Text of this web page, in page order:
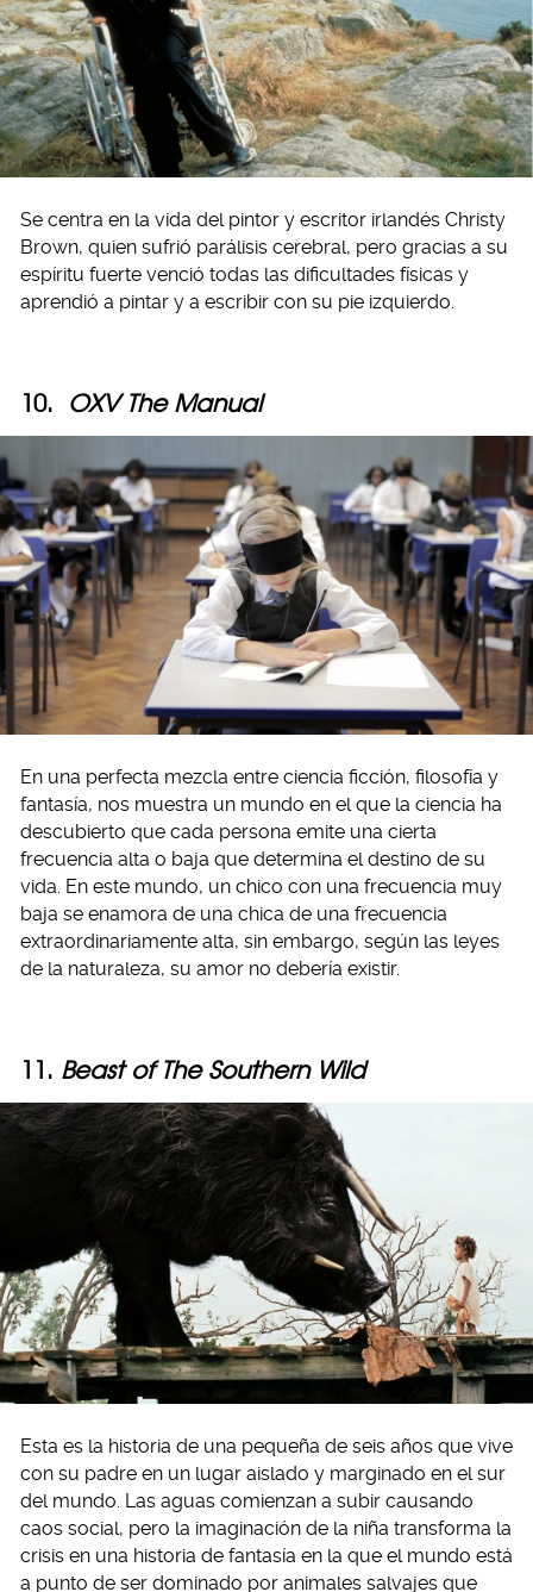
Se centra en la vida del pintor y escritor irlandés Christy
Brown, quien sufrió parálisis cerebral, pero gracias a su
espíritu fuerte venció todas las dificultades físicas y
aprendió a pintar y a escribir con su pie izquierdo.
10. OXV The Manual
En una perfecta mezcla entre ciencia ficción, filosofía y
fantasía, nos muestra un mundo en el que la ciencia ha
descubierto que cada persona emite una cierta
frecuencia alta o baja que determina el destino de su
vida. En este mundo, un chico con una frecuencia muy
baja se enamora de una chica de una frecuencia
extraordinariamente alta, sin embargo, según las leyes
de la naturaleza, su amor no debería existir.
11. Beast of The Southern Wild
Esta es la historia de una pequeña de seis años que vive
con su padre en un lugar aislado y marginado en el sur
del mundo. Las aguas comienzan a subir causando
caos social, pero la imaginación de la niña transforma la
crisis en una historia de fantasía en la que el mundo está
a punto de ser dominado por animales salvajes que